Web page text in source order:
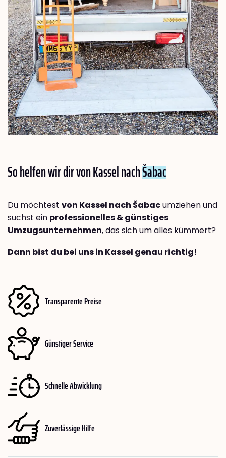
So helfen wir dir von Kassel nachŠabac
Du möchtest von Kassel nach Šabacumziehen und
suchst ein professionelles & günstiges
Umzugsunternehmen, das sich um alles kümmert?
Dann bist du bei uns in Kassel genau richtig!
Transparente Preise
Günstiger Service
Schnelle Abwicklung
Zuverlässige Hilfe